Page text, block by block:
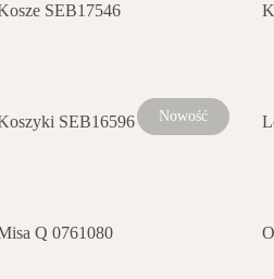
SEB17546
Nowość
SEB16596
Q 0761080